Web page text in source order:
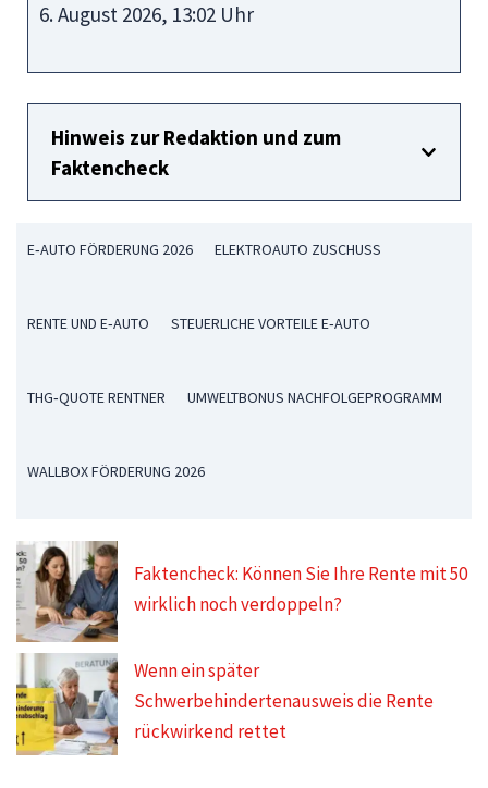
6. August 2026, 13:02 Uhr
Hinweis zur Redaktion und zum
Faktencheck
E‑AUTO FÖRDERUNG 2026 ELEKTROAUTO ZUSCHUSS
RENTE UND E‑AUTO STEUERLICHE VORTEILE E‑AUTO
THG‑QUOTE RENTNER UMWELTBONUS NACHFOLGEPROGRAMM
WALLBOX FÖRDERUNG 2026
Faktencheck: Können Sie Ihre Rente mit 50
wirklich noch verdoppeln?
Wenn ein später
Schwerbehindertenausweis die Rente
rückwirkend rettet